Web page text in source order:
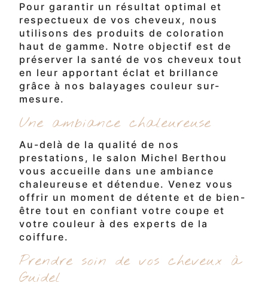
Pour garantir un résultat optimal et
respectueux de vos cheveux, nous
utilisons des produits de coloration
haut de gamme. Notre objectif est de
préserver la santé de vos cheveux tout
en leur apportant éclat et brillance
grâce à nos balayages couleur sur-
mesure.
Une ambiance chaleureuse
Au-delà de la qualité de nos
prestations, le salon Michel Berthou
vous accueille dans une ambiance
chaleureuse et détendue. Venez vous
offrir un moment de détente et de bien-
être tout en confiant votre coupe et
votre couleur à des experts de la
coiffure.
Prendre soin de vos cheveux à
Guidel